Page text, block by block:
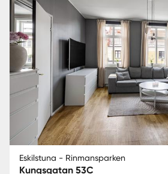
Eskilstuna - Rinmansparken
Kungsgatan 53C